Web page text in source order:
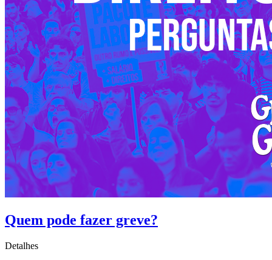
Quem pode fazer greve?
Detalhes